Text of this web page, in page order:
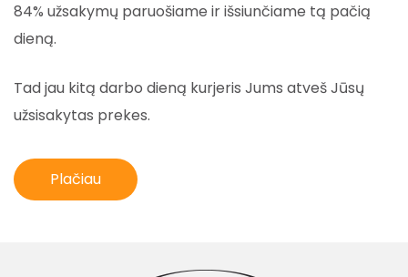
84% užsakymų paruošiame ir išsiunčiame tą pačią
dieną.
Tad jau kitą darbo dieną kurjeris Jums atveš Jūsų
užsisakytas prekes.
Plačiau